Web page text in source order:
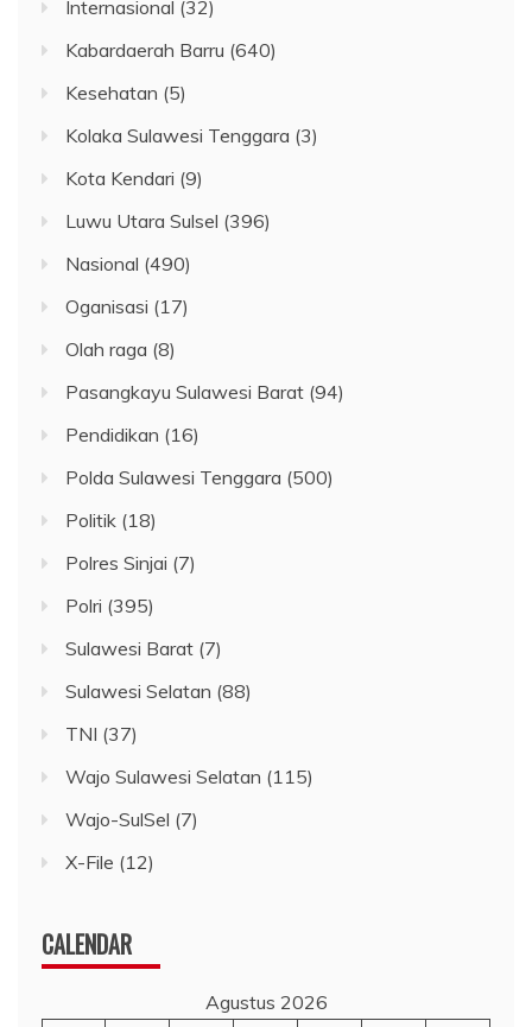
Internasional (32)
Kabardaerah Barru (640)
Kesehatan (5)
Kolaka Sulawesi Tenggara (3)
Kota Kendari (9)
Luwu Utara Sulsel (396)
Nasional (490)
Oganisasi (17)
Olah raga (8)
Pasangkayu Sulawesi Barat (94)
Pendidikan (16)
Polda Sulawesi Tenggara (500)
Politik (18)
Polres Sinjai (7)
Polri (395)
Sulawesi Barat (7)
Sulawesi Selatan (88)
TNI (37)
Wajo Sulawesi Selatan (115)
Wajo-SulSel (7)
X-File (12)
CALENDAR
Agustus 2026